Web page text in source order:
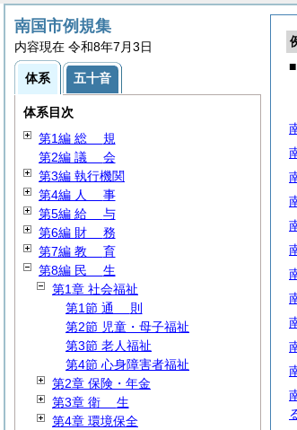
南国市例規集
内容現在 令和8年7月3日
体系 五十音
体系目次
第1編 総 規
第2編 議 会
第3編 執行機関
第4編 人 事
第5編 給 与
第6編 財 務
第7編 教 育
第8編 民 生
第1章 社会福祉
第1節 通 則
第2節 児童・母子福祉
第3節 老人福祉
第4節 心身障害者福祉
第2章 保険・年金
第3章 衛 生
第4章 環境保全